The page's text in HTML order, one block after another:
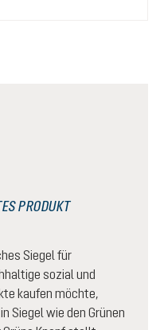
PRODUKT
Siegel für
sozial und
kaufen möchte,
Siegel wie den Grünen